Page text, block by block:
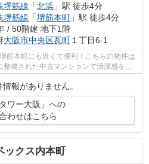
堺筋線 「北浜 」駅 徒歩4分
堺筋線 「堺筋本町 」駅 徒歩4分
/ 50階建 地下1階
大阪市中央区瓦町 １丁目6-1
筋本町にも近くて便利！こちらの物件は
備された中古マンションで清潔感を感
報がありません。
ワー大阪」への
わせはこちら
ックス内本町